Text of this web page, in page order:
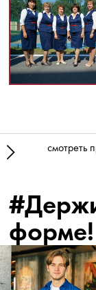
смотреть
форме!